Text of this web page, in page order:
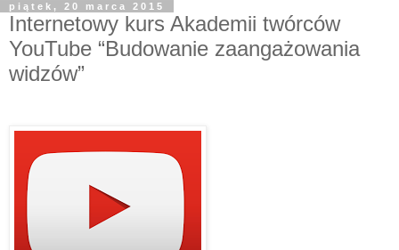
piątek, 20 marca 2015
Internetowy kurs Akademii twórców
YouTube “Budowanie zaangażowania
widzów”